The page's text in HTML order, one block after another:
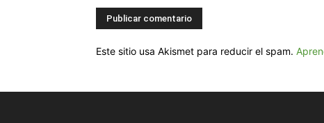
Este sitio usa Akismet para reducir el spam.